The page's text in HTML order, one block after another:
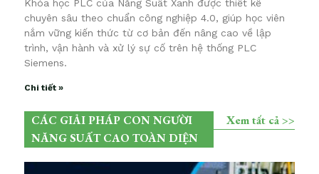
Khóa học PLC của Năng Suất Xanh được thiết kế
chuyên sâu theo chuẩn công nghiệp 4.0, giúp học viên
nắm vững kiến thức từ cơ bản đến nâng cao về lập
trình, vận hành và xử lý sự cố trên hệ thống PLC
Siemens.
Chi tiết »
CÁC GIẢI PHÁP CON NGƯỜI
NĂNG SUẤT CAO TOÀN DIỆN
Xem tất cả >>